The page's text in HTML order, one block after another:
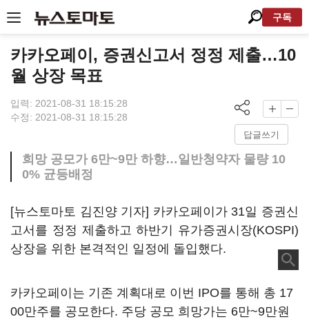
구독
카카오페이, 증권신고서 정정 제출…10
월 상장 목표
입력: 2021-08-31 18:15:28
수정: 2021-08-31 18:15:28
답글쓰기
희망 공모가 6만~9만 하향…일반청약자 물량 10
0% 균등배정
[뉴스토마토 김진양 기자] 카카오페이가 31일 증권신
고서를 정정 제출하고 하반기 유가증권시장(KOSPI)
상장을 위한 본격적인 일정에 돌입했다.
카카오페이는 기존 계획대로 이번 IPO를 통해 총 17
00만주를 공모한다. 주당 공모 희망가는 6만~9만원